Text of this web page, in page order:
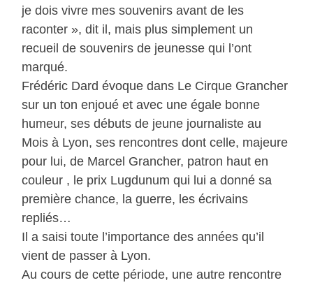
je dois vivre mes souvenirs avant de les
raconter », dit il, mais plus simplement un
recueil de souvenirs de jeunesse qui l’ont
marqué.
Frédéric Dard évoque dans Le Cirque Grancher
sur un ton enjoué et avec une égale bonne
humeur, ses débuts de jeune journaliste au
Mois à Lyon, ses rencontres dont celle, majeure
pour lui, de Marcel Grancher, patron haut en
couleur , le prix Lugdunum qui lui a donné sa
première chance, la guerre, les écrivains
repliés…
Il a saisi toute l’importance des années qu’il
vient de passer à Lyon.
Au cours de cette période, une autre rencontre